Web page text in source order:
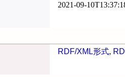
2021-09-
RDF/XML形式,